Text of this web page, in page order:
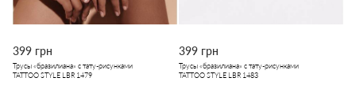
399 грн
Трусы «бразилиана» с тату-рисунками
TATTOO STYLE LBR 1479
399 грн
Трусы «бразилиана» с тату-рисунками
TATTOO STYLE LBR 1483